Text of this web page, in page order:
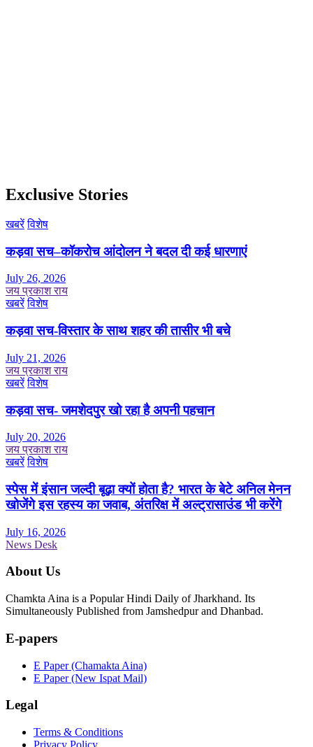
Exclusive Stories
खबरें विशेष
कड़वा सच–कॉकरोच आंदोलन ने बदल दी कई धारणाएं
July 26, 2026
जय प्रकाश राय
खबरें विशेष
कड़वा सच-विस्तार के साथ शहर की तासीर भी बचे
July 21, 2026
जय प्रकाश राय
खबरें विशेष
कड़वा सच- जमशेदपुर खो रहा है अपनी पहचान
July 20, 2026
जय प्रकाश राय
खबरें विशेष
स्पेस में इंसान जल्दी बूढ़ा क्यों होता है? भारत के बेटे अनिल मेनन
खोजेंगे इस रहस्य का जवाब, अंतरिक्ष में अल्ट्रासाउंड भी करेंगे
July 16, 2026
News Desk
About Us
Chamkta Aina is a Popular Hindi Daily of Jharkhand. Its
Simultaneously Published from Jamshedpur and Dhanbad.
E-papers
E Paper (Chamakta Aina)
E Paper (New Ispat Mail)
Legal
Terms & Conditions
Privacy Policy